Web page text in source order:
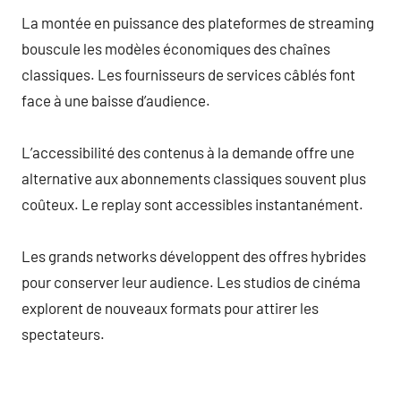
La montée en puissance des plateformes de streaming
bouscule les modèles économiques des chaînes
classiques. Les fournisseurs de services câblés font
face à une baisse d’audience.
L’accessibilité des contenus à la demande offre une
alternative aux abonnements classiques souvent plus
coûteux. Le replay sont accessibles instantanément.
Les grands networks développent des offres hybrides
pour conserver leur audience. Les studios de cinéma
explorent de nouveaux formats pour attirer les
spectateurs.